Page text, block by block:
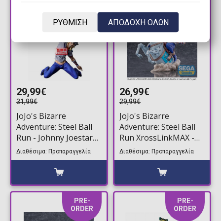
29,99€
31,99€
JoJo's Bizarre
Adventure: Steel Ball
Run - Johnny Joestar
Φιγούρα Αγαλματίδιο
(18cm)
Διαθέσιμα: Προπαραγγελία
26,99€
29,99€
JoJo's Bizarre
Adventure: Steel Ball
Run XrossLinkMAX -
Johnny Joestar
Φιγούρα Αγαλματίδιο
Διαθέσιμα: Προπαραγγελία
PRE-
ORDER
PRE-
ORDER
ΡΥΘΜΙΣΗ ΑΠΟΔΟΧΗ ΟΛΩΝ